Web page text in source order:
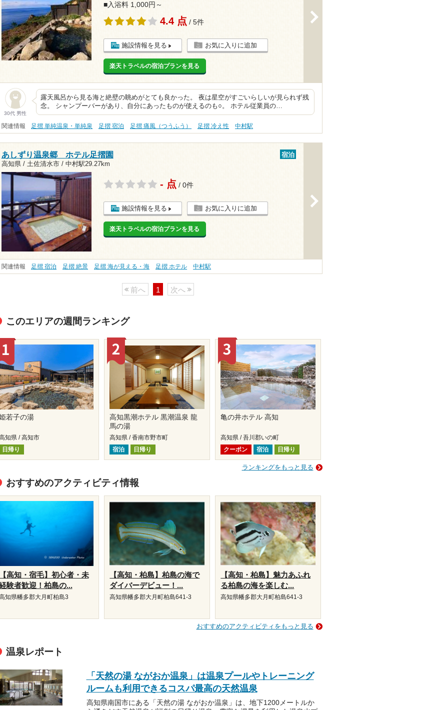
■入浴料 1,000円～
4.4 点 / 5件
施設情報を見る お気に入りに追加
楽天トラベルの宿泊プランを見る
30代 男性
露天風呂から見る海と絶壁の眺めがとても良かった。 夜は星空がすごいらしいが見られず残
念。 シャンプーバーがあり、自分にあったものが使えるのも○。 ホテル従業員の…
関連情報 足摺 単純温泉・単純泉 足摺 宿泊 足摺 痛風（つうふう） 足摺 冷え性 中村駅
あしずり温泉郷 ホテル足摺園
高知県 / 土佐清水市 / 中村駅29.27km
宿泊
- 点 / 0件
施設情報を見る お気に入りに追加
楽天トラベルの宿泊プランを見る
関連情報 足摺 宿泊 足摺 絶景 足摺 海が見える・海 足摺 ホテル 中村駅
前へ 1 次へ
このエリアの週間ランキング
若子の湯
知県 / 高知市
日帰り
高知黒潮ホテル 黒潮温泉 龍
馬の湯
高知県 / 香南市野市町
宿泊
日帰り
亀の井ホテル 高知
高知県 / 吾川郡いの町
クーポン
宿泊 日帰り
ランキングをもっと見る
おすすめのアクティビティ情報
【高知・宿毛】初心者・未
験者歓迎！柏島の...
知県幡多郡大月町柏島3
【高知・柏島】柏島の海で
ダイバーデビュー！...
高知県幡多郡大月町柏島641-3
【高知・柏島】魅力あふれ
る柏島の海を楽しむ...
高知県幡多郡大月町柏島641-3
おすすめのアクティビティをもっと見る
温泉レポート
「天然の湯 ながおか温泉」は温泉プールやトレーニング
ルームも利用できるコスパ最高の天然温泉
高知県南国市にある「天然の湯 ながおか温泉」は、地下1200メートルか